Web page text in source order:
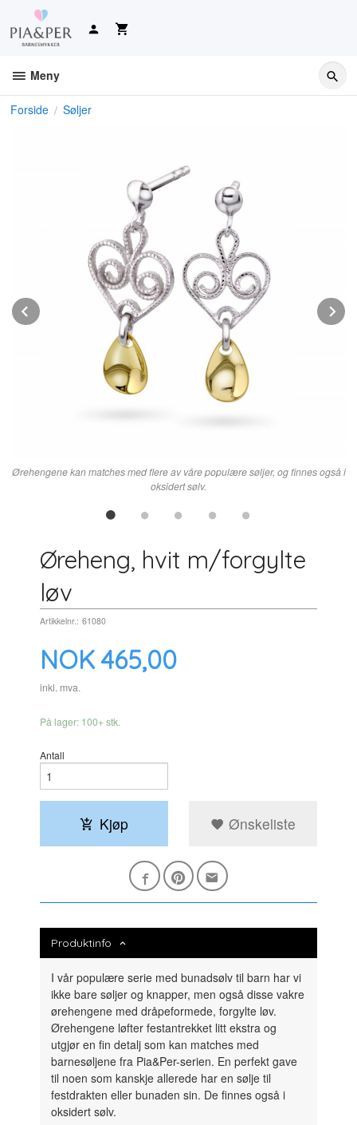
innholdet
Meny
Forside Søljer
Ørehengene kan matches med flere av våre populære søljer, og finnes også i
oksidert sølv.
Prev
Øreheng, hvit m/forgylte
løv
Artikkelnr.: 61080
Pris
NOK465,00
inkl. mva.
På lager: 100+ stk.
Antall
Kjøp Ønskeliste
Produktinfo
I vår populære serie med bunadsølv til barn har vi
ikke bare søljer og knapper, men også disse vakre
ørehengene med dråpeformede, forgylte løv.
Ørehengene løfter festantrekket litt ekstra og
utgjør en fin detalj som kan matches med
barnesøljene fra Pia&Per-serien. En perfekt gave
til noen som kanskje allerede har en sølje til
festdrakten eller bunaden sin. De finnes også i
oksidert sølv.